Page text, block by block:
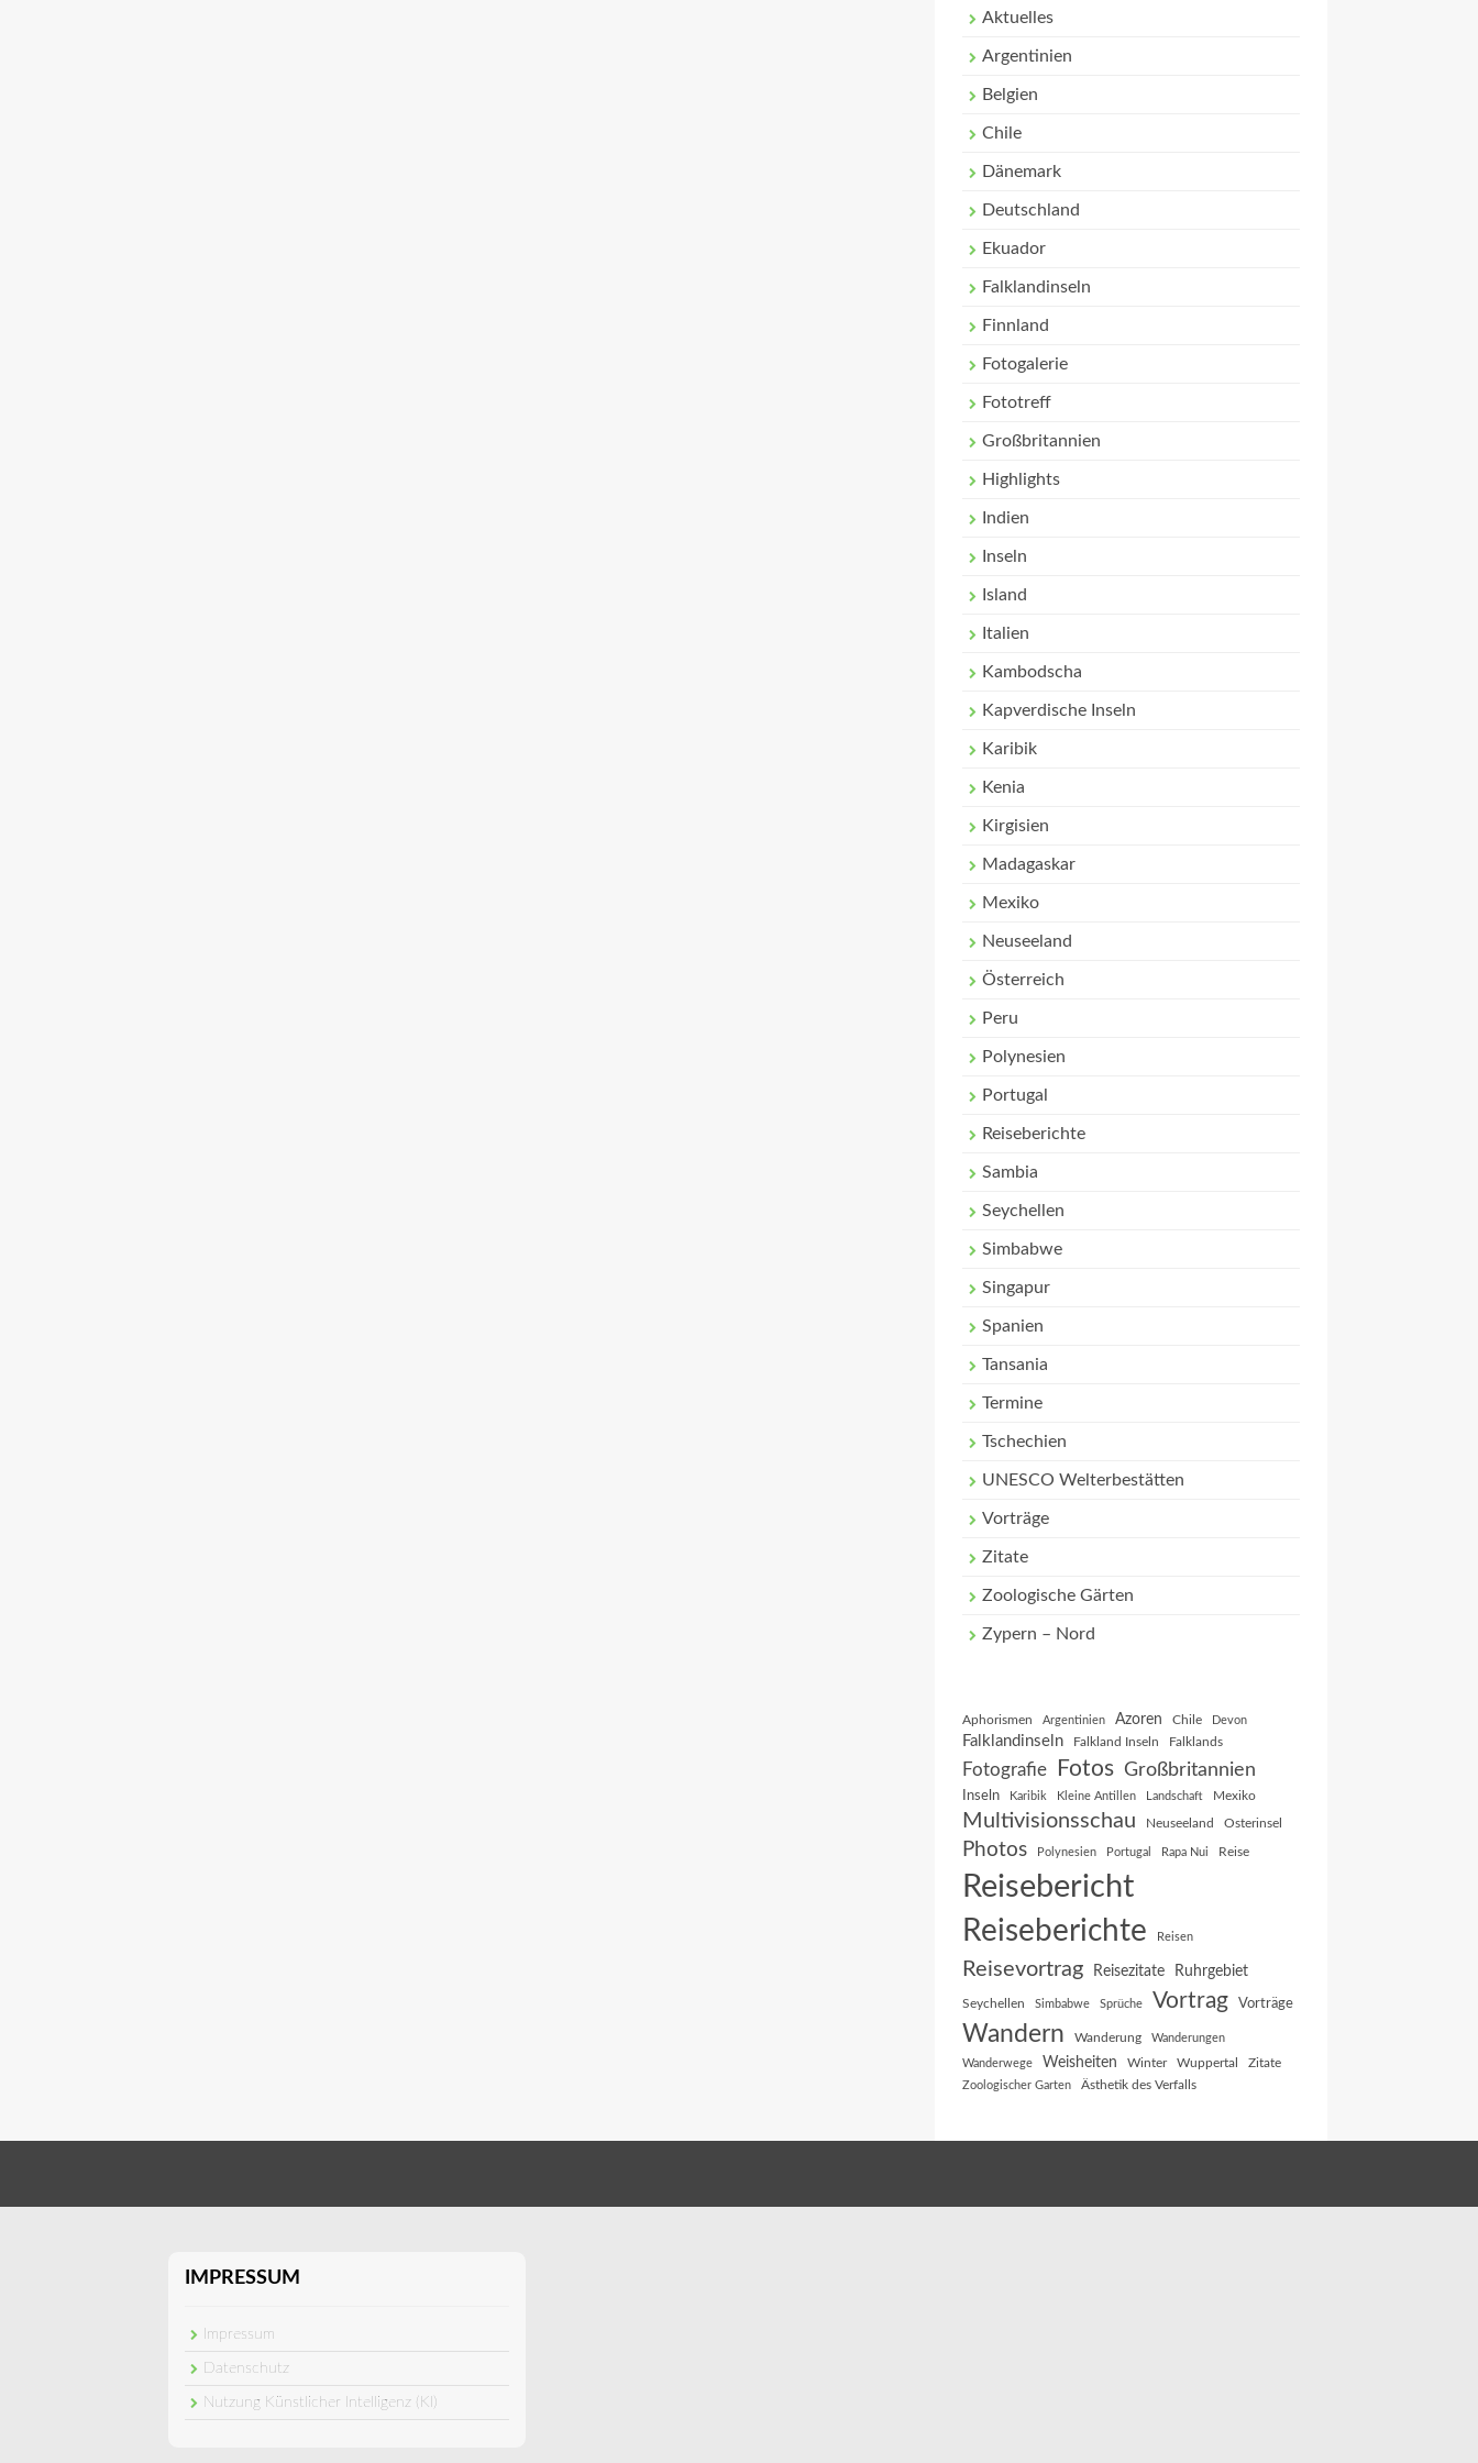
Aktuelles
Argentinien
Belgien
Chile
Dänemark
Deutschland
Ekuador
Falklandinseln
Finnland
Fotogalerie
Fototreff
Großbritannien
Highlights
Indien
Inseln
Island
Italien
Kambodscha
Kapverdische Inseln
Karibik
Kenia
Kirgisien
Madagaskar
Mexiko
Neuseeland
Österreich
Peru
Polynesien
Portugal
Reiseberichte
Sambia
Seychellen
Simbabwe
Singapur
Spanien
Tansania
Termine
Tschechien
UNESCO Welterbestätten
Vorträge
Zitate
Zoologische Gärten
Zypern – Nord
Aphorismen Argentinien Azoren Chile Devon
Falklandinseln Falkland Inseln Falklands
Fotografie Fotos Großbritannien
Inseln Karibik Kleine Antillen Landschaft Mexiko
Multivisionsschau Neuseeland Osterinsel
Photos Polynesien Portugal Rapa Nui Reise
Reisebericht
Reiseberichte Reisen
Reisevortrag Reisezitate Ruhrgebiet
Seychellen Simbabwe Sprüche Vortrag Vorträge
Wandern Wanderung Wanderungen
Wanderwege Weisheiten Winter Wuppertal Zitate
Zoologischer Garten Ästhetik des Verfalls
IMPRESSUM
Impressum
Datenschutz
Nutzung Künstlicher Intelligenz (KI)